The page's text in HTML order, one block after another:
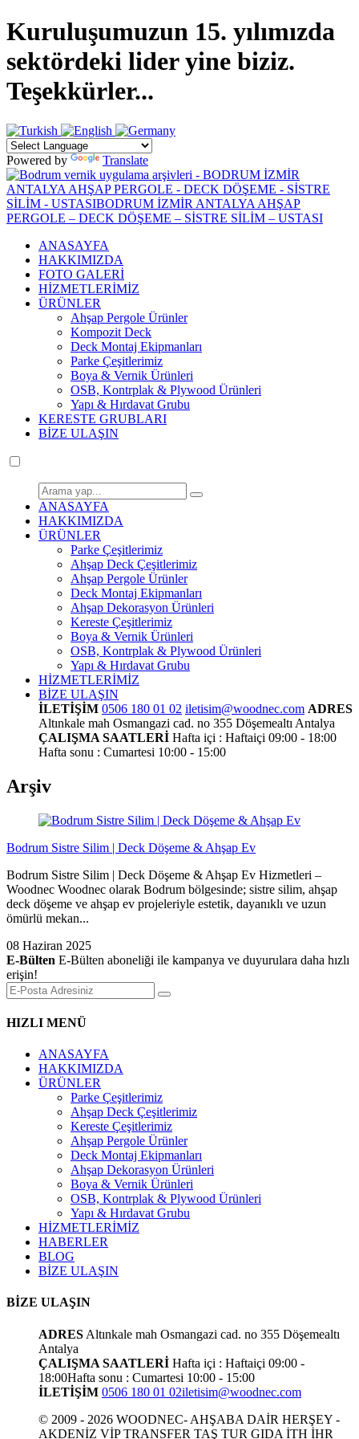
Kuruluşumuzun 15. yılımızda
sektördeki lider yine biziz.
Teşekkürler...
Powered by Translate
ANASAYFA
HAKKIMIZDA
FOTO GALERİ
HİZMETLERİMİZ
ÜRÜNLER
Ahşap Pergole Ürünler
Kompozit Deck
Deck Montaj Ekipmanları
Parke Çeşitlerimiz
Boya & Vernik Ürünleri
OSB, Kontrplak & Plywood Ürünleri
Yapı & Hırdavat Grubu
KERESTE GRUBLARI
BİZE ULAŞIN
ANASAYFA
HAKKIMIZDA
ÜRÜNLER
Parke Çeşitlerimiz
Ahşap Deck Çeşitlerimiz
Ahşap Pergole Ürünler
Deck Montaj Ekipmanları
Ahşap Dekorasyon Ürünleri
Kereste Çeşitlerimiz
Boya & Vernik Ürünleri
OSB, Kontrplak & Plywood Ürünleri
Yapı & Hırdavat Grubu
HİZMETLERİMİZ
BİZE ULAŞIN
İLETİŞİM 0506 180 01 02 iletisim@woodnec.com ADRES
Altınkale mah Osmangazi cad. no 355 Döşemealtı Antalya
ÇALIŞMA SAATLERİ Hafta içi : Haftaiçi 09:00 - 18:00
Hafta sonu : Cumartesi 10:00 - 15:00
Arşiv
Bodrum Sistre Silim | Deck Döşeme & Ahşap Ev
Bodrum Sistre Silim | Deck Döşeme & Ahşap Ev Hizmetleri –
Woodnec Woodnec olarak Bodrum bölgesinde; sistre silim, ahşap
deck döşeme ve ahşap ev projeleriyle estetik, dayanıklı ve uzun
ömürlü mekan...
08 Haziran 2025
E-Bülten E-Bülten aboneliği ile kampanya ve duyurulara daha hızlı
erişin!
HIZLI MENÜ
ANASAYFA
HAKKIMIZDA
ÜRÜNLER
Parke Çeşitlerimiz
Ahşap Deck Çeşitlerimiz
Kereste Çeşitlerimiz
Ahşap Pergole Ürünler
Deck Montaj Ekipmanları
Ahşap Dekorasyon Ürünleri
Boya & Vernik Ürünleri
OSB, Kontrplak & Plywood Ürünleri
Yapı & Hırdavat Grubu
HİZMETLERİMİZ
HABERLER
BLOG
BİZE ULAŞIN
BİZE ULAŞIN
ADRES Altınkale mah Osmangazi cad. no 355 Döşemealtı
Antalya
ÇALIŞMA SAATLERİ Hafta içi : Haftaiçi 09:00 -
18:00Hafta sonu : Cumartesi 10:00 - 15:00
İLETİŞİM 0506 180 01 02iletisim@woodnec.com
© 2009 - 2026 WOODNEC- AHŞABA DAİR HERŞEY -
AKDENİZ VİP TRANSFER TAŞ TUR GIDA İTH İHR